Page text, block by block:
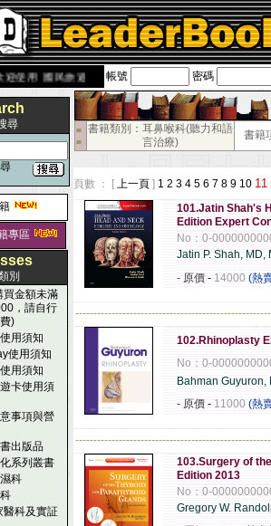
民旅遊卡！！ 帳號 密碼
尋
專區
別
買金額未滿
，請自行
)
用須知
使用須知
用須知
卡使用須
事項與營
出版品
系列叢書
科
醫科及實証
■
■
書籍類別：耳鼻喉科(聽力和語
言治療)
書籍
頁數 ： [ 上一頁 ] 1 2 3 4 5 6 7 8 9 10 11
101.Jatin Shah's
Edition Expert
No：0-
Jatin P. Shah, MD,
- 原價 - 14000 (熱
102.Rhinoplasty
No：0-
Bahman Guyuron,
- 原價 - 11000 (熱
103.Surgery of
Edition 2013
No：0-
Gregory W.